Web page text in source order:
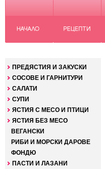
ПРЕДЯСТИЯ И ЗАКУСКИ
СОСОВЕ И ГАРНИТУРИ
САЛАТИ
СУПИ
ЯСТИЯ С МЕСО И ПТИЦИ
ЯСТИЯ БЕЗ МЕСО
ВЕГАНСКИ
РИБИ И МОРСКИ ДАРОВЕ
ФОНДЮ
ПАСТИ И ЛАЗАНИ